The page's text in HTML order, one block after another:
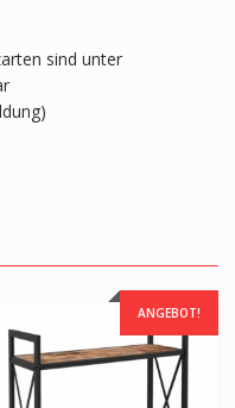
sind unter
ANGEBOT!